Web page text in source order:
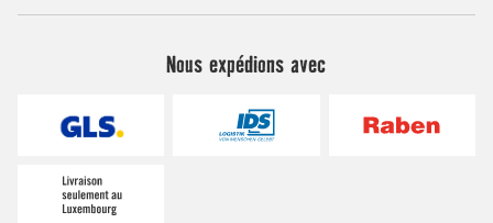
Nous expédions avec